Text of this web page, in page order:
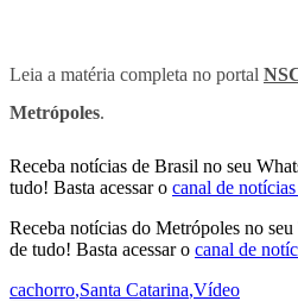
Leia a matéria completa no portal
Metrópoles.
Receba notícias de Brasil no seu
tudo! Basta acessar o canal de
Receba notícias do Metrópoles no
de tudo! Basta acessar o canal de
cachorro,Santa Catarina,Vídeo